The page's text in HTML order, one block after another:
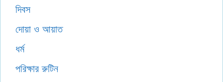
দিবস
দোয়া ও আয়াত
ধর্ম
পরিক্ষার রুটিন